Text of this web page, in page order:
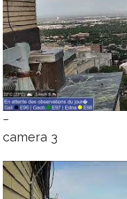
–
camera 3